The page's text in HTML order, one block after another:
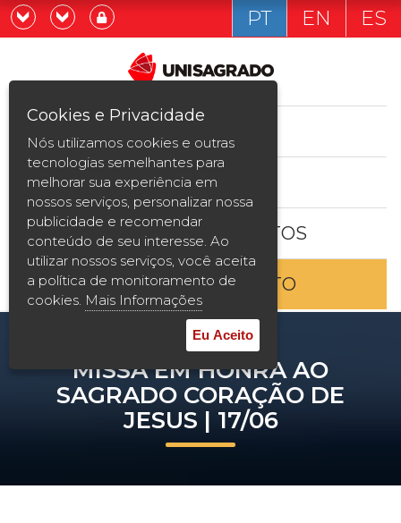
Graduação
Pós-graduação e MBA
Curta Duração
Vestibular
2ª Graduação
Transferência
Reingresso
Prouni
Já sou estudande
Quero ser estudante
PT EN ES
ESTUDE AQUI
BOLSAS E DESCONTOS
ENTRE EM CONTATO
MISSA EM HONRA AO
SAGRADO CORAÇÃO DE
JESUS | 17/06
Cookies e Privacidade
Nós utilizamos cookies e outras
tecnologias semelhantes para
melhorar sua experiência em
nossos serviços, personalizar nossa
publicidade e recomendar
conteúdo de seu interesse. Ao
utilizar nossos serviços, você aceita
a política de monitoramento de
cookies. Mais Informações
Eu Aceito